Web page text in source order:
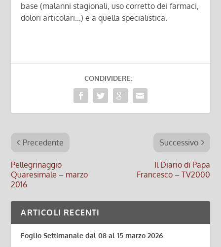
base (malanni stagionali, uso corretto dei farmaci,
dolori articolari…) e a quella specialistica.
CONDIVIDERE:
Precedente
Pellegrinaggio
Quaresimale – marzo
2016
Successivo
Il Diario di Papa
Francesco – TV2000
ARTICOLI RECENTI
Foglio Settimanale dal 08 al 15 marzo 2026